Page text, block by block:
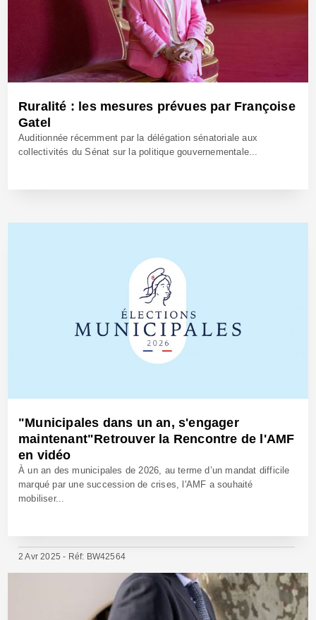
Ruralité : les mesures prévues par Françoise
Gatel
Auditionnée récemment par la délégation sénatoriale aux
collectivités du Sénat sur la politique gouvernementale...
"Municipales dans un an, s'engager
maintenant"Retrouver la Rencontre de l'AMF
en vidéo
À un an des municipales de 2026, au terme d’un mandat difficile
marqué par une succession de crises, l'AMF a souhaité
mobiliser...
2 Avr 2025 - Réf: BW42564